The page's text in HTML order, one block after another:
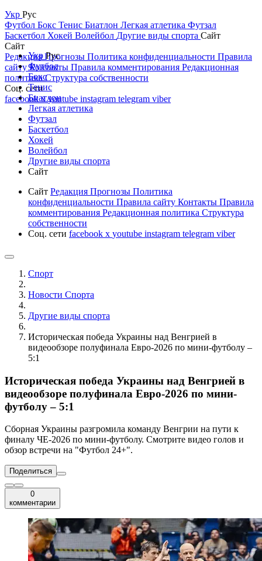
Укр Рус
Футбол Бокс Тенис Биатлон Легкая атлетика Футзал
Баскетбол Хокей Волейбол Другие виды спорта Сайт
Сайт
РедакцияПрогнозы Политика конфиденциальности Правила
сайтуКонтакты Правила комментирования Редакционная
политикаСтруктура собственности
Соц. сети
facebookxyoutube instagram telegram viber
УкрРус
Футбол
Бокс
Тенис
Биатлон
Легкая атлетика
Футзал
Баскетбол
Хокей
Волейбол
Другие виды спорта
Сайт
Сайт Редакция Прогнозы Политика
конфиденциальности Правила сайту Контакты Правила
комментирования Редакционная политика Структура
собственности
Соц. сети facebook x youtube instagram telegram viber
Спорт
Новости Cпорта
Другие виды спорта
Историческая победа Украины над Венгрией в
видеообзоре полуфинала Евро-2026 по мини-футболу –
5:1
Историческая победа Украины над Венгрией в
видеообзоре полуфинала Евро-2026 по мини-
футболу – 5:1
Сборная Украины разгромила команду Венгрии на пути к
финалу ЧЕ-2026 по мини-футболу. Смотрите видео голов и
обзор встречи на "Футбол 24+".
Поделиться
0
комментарии